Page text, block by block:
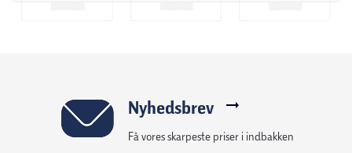
Nyhedsbrev
Få vores skarpeste priser i indbakken